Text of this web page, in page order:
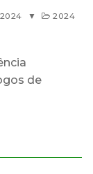
▼
2024
de